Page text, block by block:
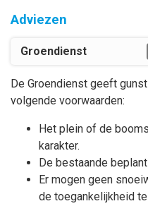
Adviezen
Groendienst
De Groendienst geeft
volgende voorwaarden:
Het plein of de
karakter.
De bestaande
Er mogen geen
de toegankelijkheid